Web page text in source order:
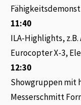
11:40
ILA-Highlights, z.B.
Eurocopter X-3,
12:30
Showgruppen mit
Messerschmitt